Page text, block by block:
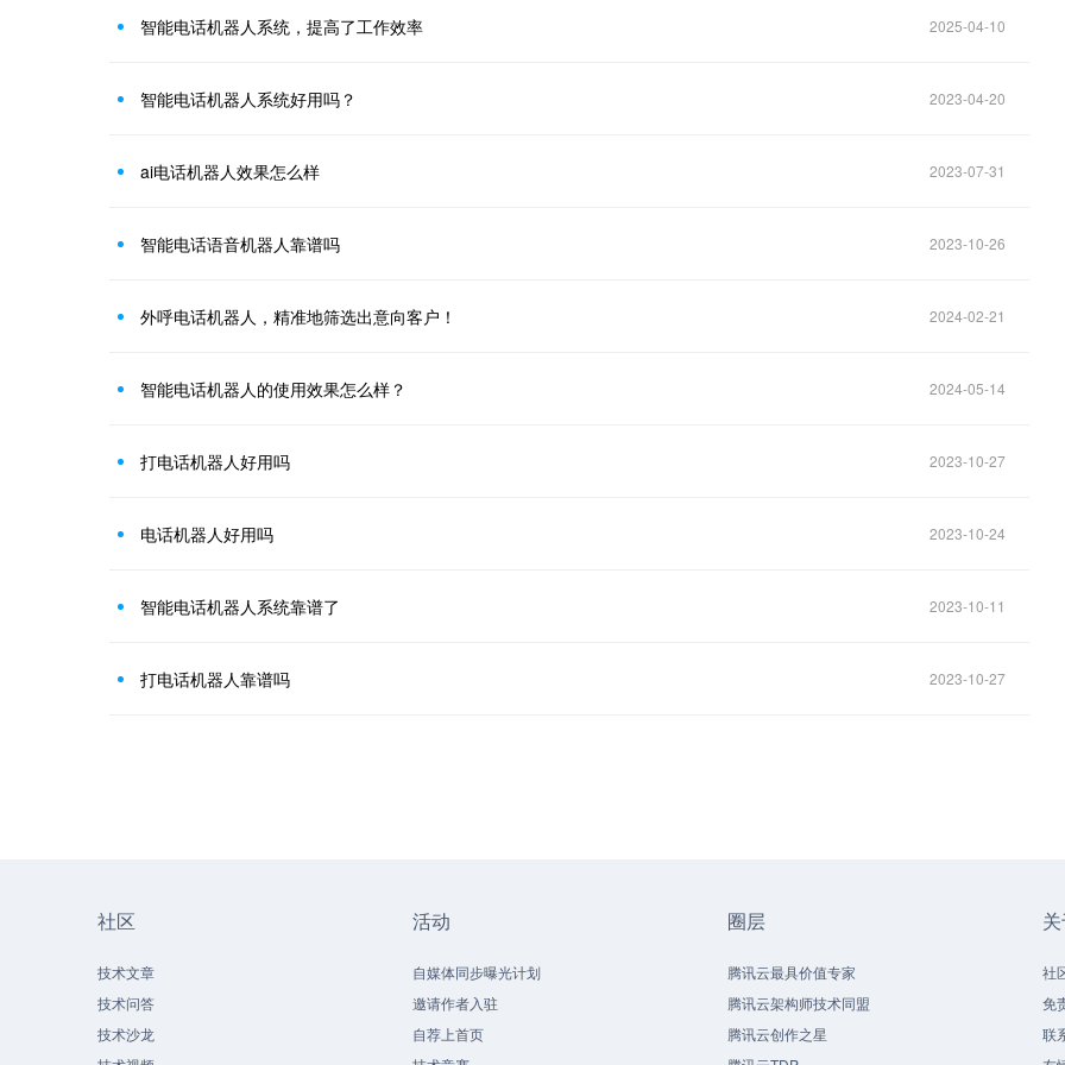
智能电话机器人系统，提高了工作效率 2025-04-10
智能电话机器人系统好用吗？ 2023-04-20
ai电话机器人效果怎么样 2023-07-31
智能电话语音机器人靠谱吗 2023-10-26
外呼电话机器人，精准地筛选出意向客户！ 2024-02-21
智能电话机器人的使用效果怎么样？ 2024-05-14
打电话机器人好用吗 2023-10-27
电话机器人好用吗 2023-10-24
智能电话机器人系统靠谱了 2023-10-11
打电话机器人靠谱吗 2023-10-27
社区
技术文章
技术问答
技术沙龙
活动
自媒体同步曝光计划
邀请作者入驻
自荐上首页
圈层
腾讯云最具价值专家
腾讯云架构师技术同盟
腾讯云创作之星
社
免
联